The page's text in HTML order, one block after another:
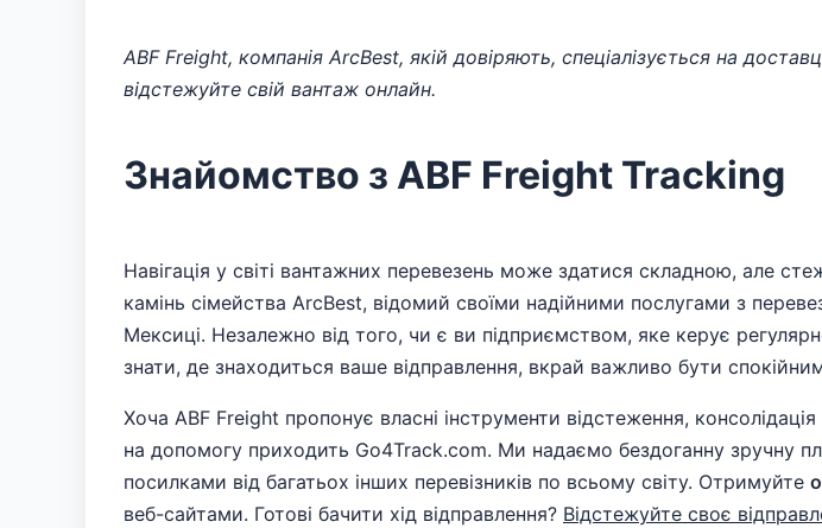
ABF Freight, компанія ArcBest, якій довіряють, спеціалізується на
відстежуйте свій вантаж онлайн.
Знайомство з ABF Freight Tracking
Навігація у світі вантажних перевезень може здатися складною, але
камінь сімейства ArcBest, відомий своїми надійними послугами з
Мексиці. Незалежно від того, чи є ви підприємством, яке керує
знати, де знаходиться ваше відправлення, вкрай важливо бути
Хоча ABF Freight пропонує власні інструменти відстеження,
на допомогу приходить Go4Track.com. Ми надаємо бездоганну зручну
посилками від багатьох інших перевізників по всьому світу. Отримуйте
веб-сайтами. Готові бачити хід відправлення? Відстежуйте своє